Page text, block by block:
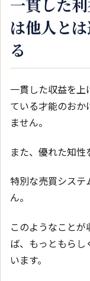
一貫した
は他人と
る
一貫した収益を上
ている才能のおか
ません。
また、優れた知性
特別な売買システ
ん。
このようなこと
ば、もっともら
います。